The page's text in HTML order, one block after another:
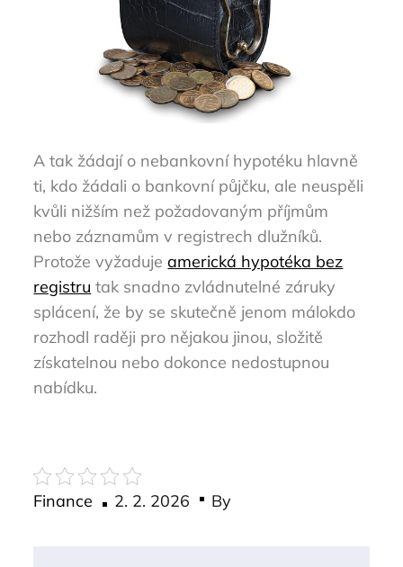
A tak žádají o nebankovní hypotéku hlavně
ti, kdo žádali o bankovní půjčku, ale neuspěli
kvůli nižším než požadovaným příjmům
nebo záznamům v registrech dlužníků.
Protože vyžadujeamerická hypotéka bez
registru tak snadno zvládnutelné záruky
splácení, že by se skutečně jenom málokdo
rozhodl raději pro nějakou jinou, složitě
získatelnou nebo dokonce nedostupnou
nabídku.
Finance
Posted
2. 2. 2026 By